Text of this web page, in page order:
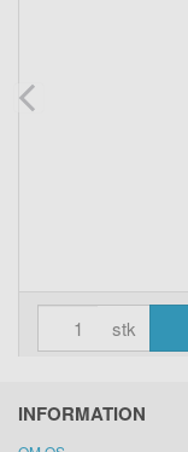
stk
INFORMATION